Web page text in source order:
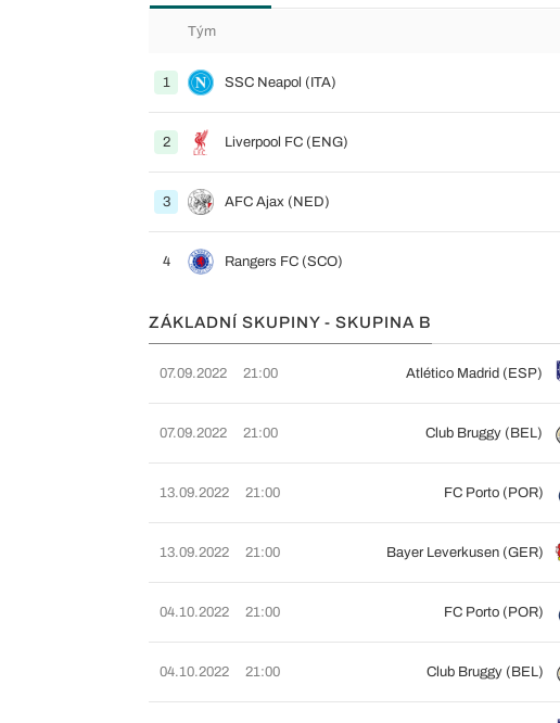
Tým
1 SSC Neapol (ITA)
2 Liverpool FC (ENG)
3 AFC Ajax (NED)
4 Rangers FC (SCO)
ZÁKLADNÍ SKUPINY - SKUPINA B
07.09.2022 21:00 Atlético Madrid (ESP)
07.09.2022 21:00 Club Bruggy (BEL)
13.09.2022 21:00 FC Porto (POR)
13.09.2022 21:00 Bayer Leverkusen (GER)
04.10.2022 21:00 FC Porto (POR)
04.10.2022 21:00 Club Bruggy (BEL)